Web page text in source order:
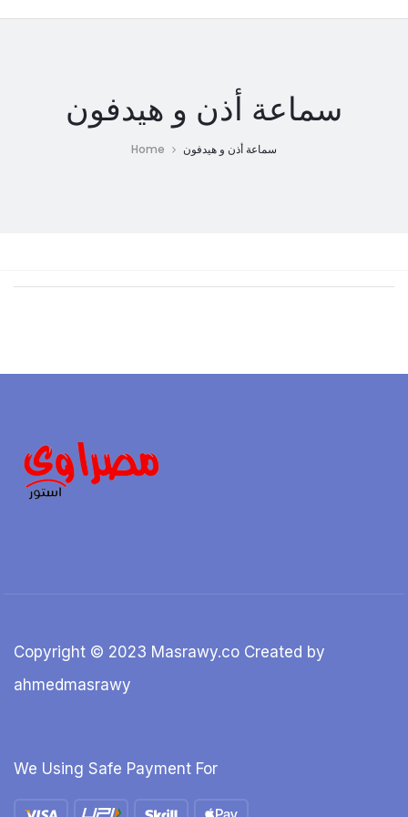
سماعة أذن و هيدفون
Home سماعة أذن و هيدفون
Copyright © 2023 Masrawy.co Created by
ahmedmasrawy
We Using Safe Payment For